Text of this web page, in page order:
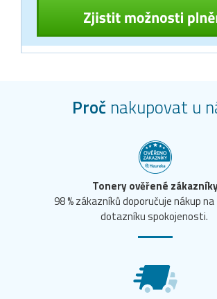
Proč nakupovat u
Tonery ověřené
98 % zákazníků doporučuje nákup
dotazníku spokojenosti.